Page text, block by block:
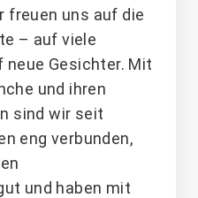
freuen uns auf die
– auf viele
neue Gesichter. Mit
und ihren
sind wir seit
eng verbunden,
und haben mit